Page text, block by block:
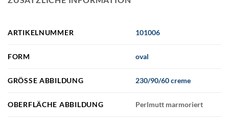
ARTIKELNUMMER 101006
FORM oval
GRÖSSE ABBILDUNG 230/90/60 creme
OBERFLÄCHE ABBILDUNG Perlmutt marmoriert